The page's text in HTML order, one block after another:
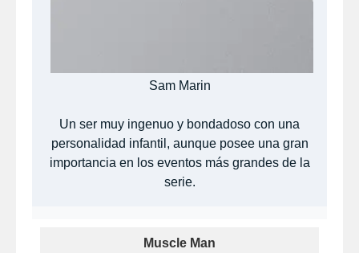
Sam Marin
Un ser muy ingenuo y bondadoso con una
personalidad infantil, aunque posee una gran
importancia en los eventos más grandes de la
serie.
Muscle Man